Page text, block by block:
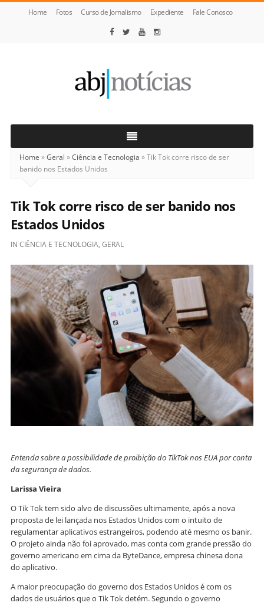
Home Fotos Curso de Jornalismo Expediente Fale Conosco
Notícias
Home »Geral »Ciência e Tecnologia »Tik Tok corre risco de ser
banido nos Estados Unidos
Tik Tok corre risco de ser banido nos
Estados Unidos
IN CIÊNCIA E TECNOLOGIA, GERAL
Entenda sobre a possibilidade de proibição do TikTok nos EUA por conta
da segurança de dados.
Larissa Vieira
O Tik Tok tem sido alvo de discussões ultimamente, após a nova
proposta de lei lançada nos Estados Unidos com o intuito de
regulamentar aplicativos estrangeiros, podendo até mesmo os banir.
O projeto ainda não foi aprovado, mas conta com grande pressão do
governo americano em cima da ByteDance, empresa chinesa dona
do aplicativo.
A maior preocupação do governo dos Estados Unidos é com os
dados de usuários que o Tik Tok detém. Segundo o governo